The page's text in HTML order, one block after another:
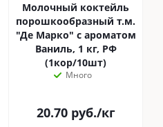
Молочный коктейль
порошкообразный т.м.
"Де Марко" с ароматом
Ваниль, 1 кг, РФ
(1кор/10шт)
Много
20.70руб./кг